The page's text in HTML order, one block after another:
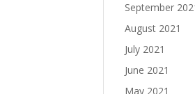
September
August 2021
July 2021
June 2021
May 2021